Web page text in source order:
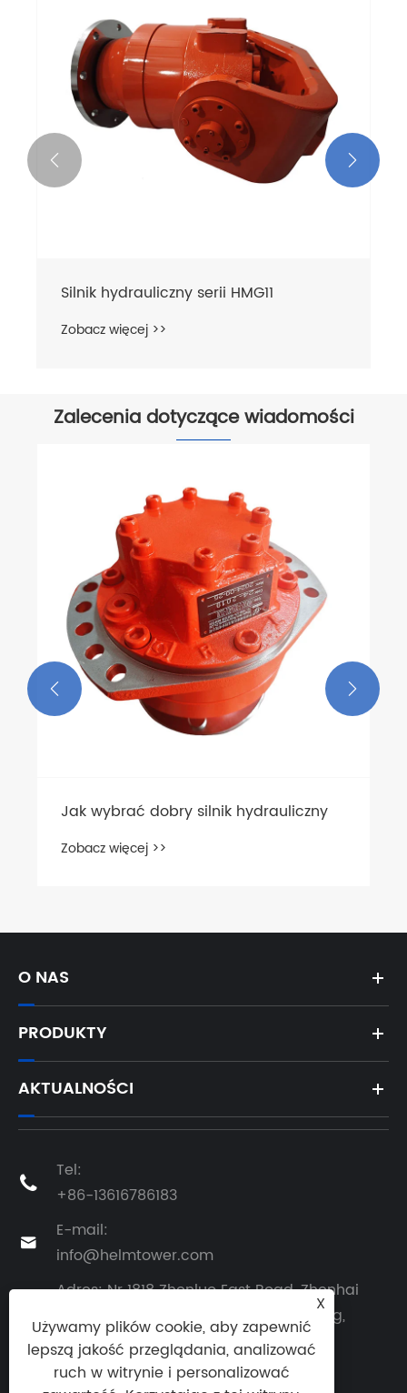
Silnik hydrauliczny serii HMG11
Zobacz więcej >>
 
Zalecenia dotyczące wiadomości
Jak wybrać dobry silnik hydrauliczny
Zobacz więcej >>
 
O NAS
PRODUKTY
AKTUALNOŚCI

Tel:
+86-13616786183

E-mail:
info@helmtower.com
Adres: Nr 1818 Zhenluo East Road, Zhenhai
District, Ningbo City, Prowincja Zhejiang,
Chiny
X
Używamy plików cookie, aby zapewnić
lepszą jakość przeglądania, analizować
ruch w witrynie i personalizować